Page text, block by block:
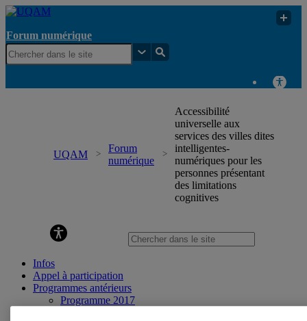
Forum numérique
UQAM
Forum
numérique
Accessibilité
universelle aux
services des villes dites
intelligentes-
numériques pour les
personnes présentant
des limitations
cognitives
Infos
Appel à participation
Programmes antérieurs
Programme 2017